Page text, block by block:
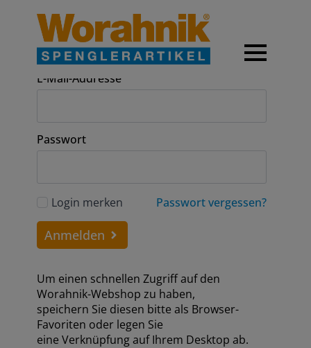
Anmeldung
E-Mail-Addresse
Passwort
Login merken Passwort vergessen?
Anmelden
Um einen schnellen Zugriff auf den
Worahnik-Webshop zu haben,
speichern Sie diesen bitte als Browser-
Favoriten oder legen Sie
eine Verknüpfung auf Ihrem Desktop ab.